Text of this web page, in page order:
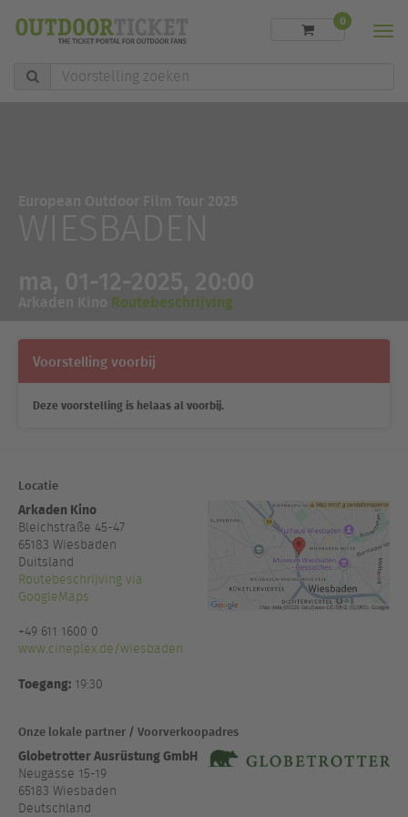
Voorstelling
zoeken
0
Routebeschrijving
Voorstelling voorbij
Deze voorstelling is helaas al voorbij.
Locatie
Arkaden Kino
Bleichstraße 45-47
65183 Wiesbaden
Duitsland
Routebeschrijving via
GoogleMaps
+49 611 1600 0
www.cineplex.de/wiesbaden
Toegang: 19:30
Onze lokale partner / Voorverkoopadres
Globetrotter Ausrüstung GmbH
Neugasse 15-19
65183 Wiesbaden
Deutschland